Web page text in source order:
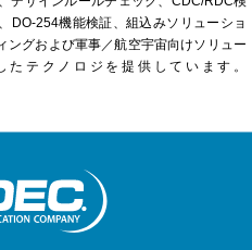
DO-254機能検証、組込みソリューショ
ングおよび軍事／航空宇宙向けソリュー
テクノロジを提供しています。